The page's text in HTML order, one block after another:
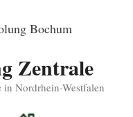
Bochum
Zentrale
Nordrhein-Westfalen